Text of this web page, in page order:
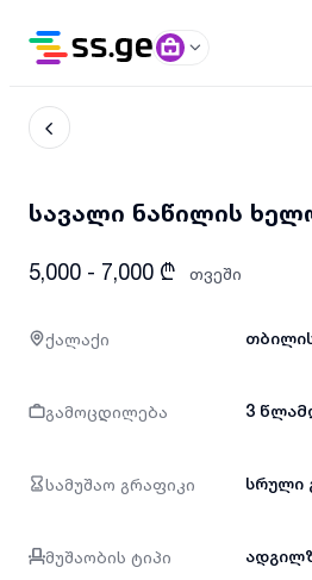
სავალი ნაწილის
5,000 - 7,000 ₾ თვეში
ქალაქი
გამოცდილება 3
სამუშაო გრაფიკი სრული
მუშაობის ტიპი